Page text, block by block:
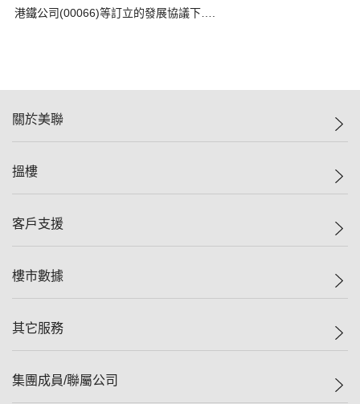
港鐵公司(00066)等訂立的發展協議下….
關於美聯
美聯集團
人才招募
搵樓
一手新盤
減價
美聯豪宅
獨家樓盤
租盤
客戶支援
自助放盤
查詢熱線
按揭計算機
樓市數據
樓價指數
歷史成交
其它服務
屋苑專頁
集團成員/聯屬公司